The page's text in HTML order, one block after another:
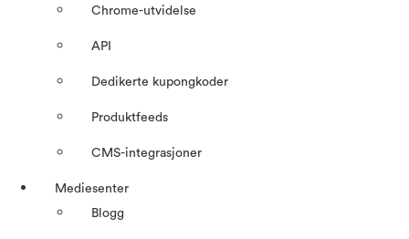
Chrome-utvidelse
API
Dedikerte kupongkoder
Produktfeeds
CMS-integrasjoner
Mediesenter
Blogg